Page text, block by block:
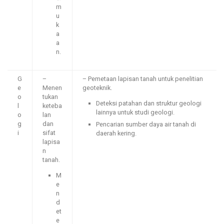
m
u
k
a
a
n.
G
e
o
l
o
g
i
–
Menen
tukan
keteba
lan
dan
sifat
lapisa
n
tanah.
M
e
n
d
et
e
– Pemetaan lapisan tanah untuk penelitian
geoteknik.
Deteksi patahan dan struktur geologi
lainnya untuk studi geologi.
Pencarian sumber daya air tanah di
daerah kering.